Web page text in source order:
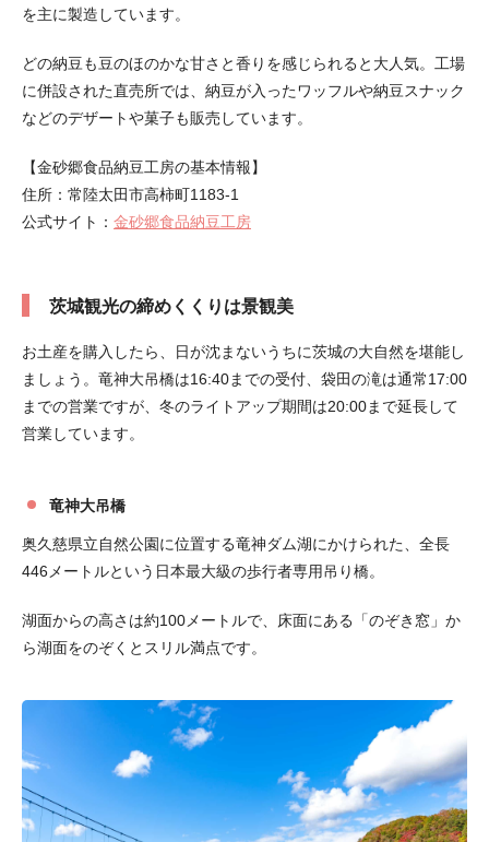
を主に製造しています。
どの納豆も豆のほのかな甘さと香りを感じられると大人気。工場
に併設された直売所では、納豆が入ったワッフルや納豆スナック
などのデザートや菓子も販売しています。
【金砂郷食品納豆工房の基本情報】
住所：常陸太田市高柿町1183-1
公式サイト： 金砂郷食品納豆工房
茨城観光の締めくくりは景観美
お土産を購入したら、日が沈まないうちに茨城の大自然を堪能し
ましょう。竜神大吊橋は16:40までの受付、袋田の滝は通常17:00
までの営業ですが、冬のライトアップ期間は20:00まで延長して
営業しています。
竜神大吊橋
奥久慈県立自然公園に位置する竜神ダム湖にかけられた、全長
446メートルという日本最大級の歩行者専用吊り橋。
湖面からの高さは約100メートルで、床面にある「のぞき窓」か
ら湖面をのぞくとスリル満点です。